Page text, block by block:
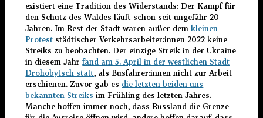
existiert eine Tradition des Widerstands: Der Kampf für
den Schutz des Waldes läuft schon seit ungefähr 20
Jahren. Im Rest der Stadt waren außer demkleinen
Protest städtischer Verkehrsarbeiter:innen 2022 keine
Streiks zu beobachten. Der einzige Streik in der Ukraine
in diesem Jahrfand am 5. April in der westlichen Stadt
Drohobytsch statt, als Busfahrer:innen nicht zur Arbeit
erschienen. Zuvor gab es die letzten beiden uns
bekannten Streiks im Frühling des letzten Jahres.
Manche hoffen immer noch, dass Russland die Grenze